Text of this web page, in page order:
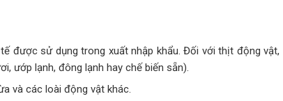
được sử dụng trong xuất nhập khẩu. Đối với thịt động vật,
ướp lạnh, đông lạnh hay chế biến sẵn).
và các loài động vật khác.